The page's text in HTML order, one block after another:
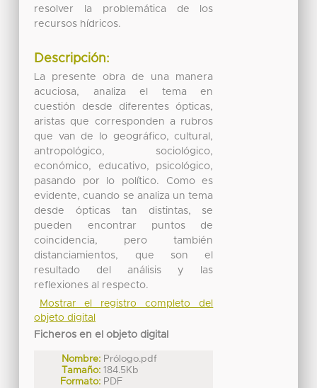
resolver la problemática de los
recursos hídricos.
Descripción:
La presente obra de una manera
acuciosa, analiza el tema en
cuestión desde diferentes ópticas,
aristas que corresponden a rubros
que van de lo geográfico, cultural,
antropológico, sociológico,
económico, educativo, psicológico,
pasando por lo político. Como es
evidente, cuando se analiza un tema
desde ópticas tan distintas, se
pueden encontrar puntos de
coincidencia, pero también
distanciamientos, que son el
resultado del análisis y las
reflexiones al respecto.
Mostrar el registro completo del
objeto digital
Ficheros en el objeto digital
Nombre: Prólogo.pdf
Tamaño: 184.5Kb
Formato: PDF